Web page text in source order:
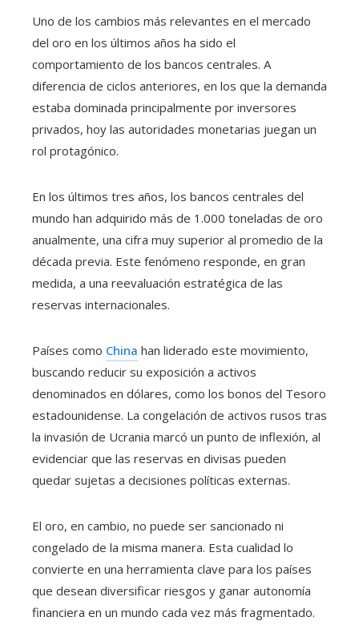
Uno de los cambios más relevantes en el mercado
del oro en los últimos años ha sido el
comportamiento de los bancos centrales. A
diferencia de ciclos anteriores, en los que la demanda
estaba dominada principalmente por inversores
privados, hoy las autoridades monetarias juegan un
rol protagónico.
En los últimos tres años, los bancos centrales del
mundo han adquirido más de 1.000 toneladas de oro
anualmente, una cifra muy superior al promedio de la
década previa. Este fenómeno responde, en gran
medida, a una reevaluación estratégica de las
reservas internacionales.
Países como China han liderado este movimiento,
buscando reducir su exposición a activos
denominados en dólares, como los bonos del Tesoro
estadounidense. La congelación de activos rusos tras
la invasión de Ucrania marcó un punto de inflexión, al
evidenciar que las reservas en divisas pueden
quedar sujetas a decisiones políticas externas.
El oro, en cambio, no puede ser sancionado ni
congelado de la misma manera. Esta cualidad lo
convierte en una herramienta clave para los países
que desean diversificar riesgos y ganar autonomía
financiera en un mundo cada vez más fragmentado.